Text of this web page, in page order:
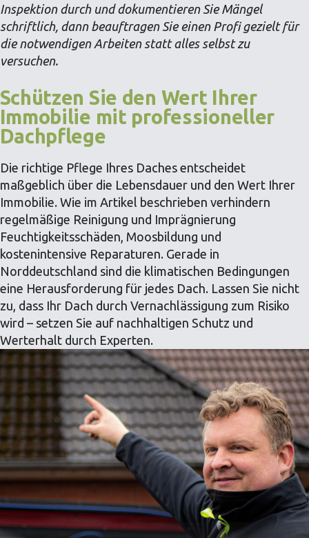
Inspektion durch und dokumentieren Sie Mängel
schriftlich, dann beauftragen Sie einen Profi gezielt für
die notwendigen Arbeiten statt alles selbst zu
versuchen.
Schützen Sie den Wert Ihrer
Immobilie mit professioneller
Dachpflege
Die richtige Pflege Ihres Daches entscheidet
maßgeblich über die Lebensdauer und den Wert Ihrer
Immobilie. Wie im Artikel beschrieben verhindern
regelmäßige Reinigung und Imprägnierung
Feuchtigkeitsschäden, Moosbildung und
kostenintensive Reparaturen. Gerade in
Norddeutschland sind die klimatischen Bedingungen
eine Herausforderung für jedes Dach. Lassen Sie nicht
zu, dass Ihr Dach durch Vernachlässigung zum Risiko
wird – setzen Sie auf nachhaltigen Schutz und
Werterhalt durch Experten.